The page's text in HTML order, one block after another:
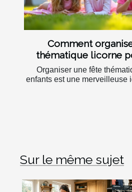
Comment
thématique licorne
Organiser une fête
enfants est une merveilleuse
Sur le même sujet